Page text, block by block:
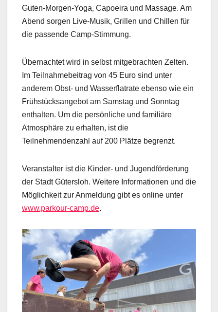
Guten-Morgen-Yoga, Capoeira und Massage. Am
Abend sorgen Live-Musik, Grillen und Chillen für
die passende Camp-Stimmung.
Übernachtet wird in selbst mitgebrachten Zelten.
Im Teilnahmebeitrag von 45 Euro sind unter
anderem Obst- und Wasserflatrate ebenso wie ein
Frühstücksangebot am Samstag und Sonntag
enthalten. Um die persönliche und familiäre
Atmosphäre zu erhalten, ist die
Teilnehmendenzahl auf 200 Plätze begrenzt.
Veranstalter ist die Kinder- und Jugendförderung
der Stadt Gütersloh. Weitere Informationen und die
Möglichkeit zur Anmeldung gibt es online unter
www.parkour-camp.de.